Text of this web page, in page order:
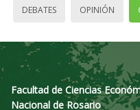
DEBATES OPINIÓN
Facultad de Ciencias
Nacional de Rosario